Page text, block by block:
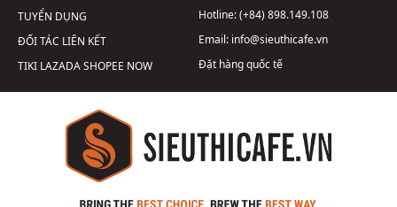
TUYỂN DỤNG
ĐỐI TÁC LIÊN KẾT
TIKI LAZADASHOPEE NOW
Hotline:(+84) 898.149.108
Email: info@sieuthicafe.vn
Đặt hàng quốc tế